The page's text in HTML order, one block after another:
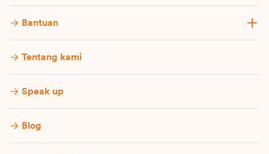
Bantuan
Tentang kami
Speak up
Blog